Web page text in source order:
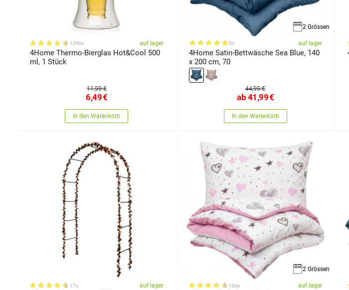
1390x auf lager
4Home Thermo-Bierglas Hot&Cool 500
ml, 1 Stück
11,99 €
6,49€
In den Warenkorb
2 Grössen
5x auf lager
4Home Satin-Bettwäsche Sea Blue, 140
x 200 cm, 70
44,99 €
ab 41,99€
In den Warenkorb
17x auf lager
2 Grössen
104x auf lager